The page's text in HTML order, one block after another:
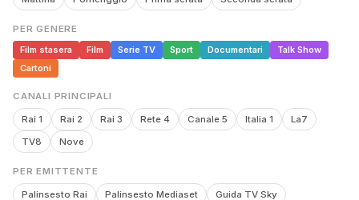
PER GENERE
Film stasera
Film Serie TV Sport Documentari
Talk Show
Cartoni
CANALI PRINCIPALI
Rai 1 Rai 2 Rai 3 Rete 4 Canale 5 Italia 1
La7
TV8
Nove
PER EMITTENTE
Palinsesto Rai Palinsesto Mediaset Guida TV Sky